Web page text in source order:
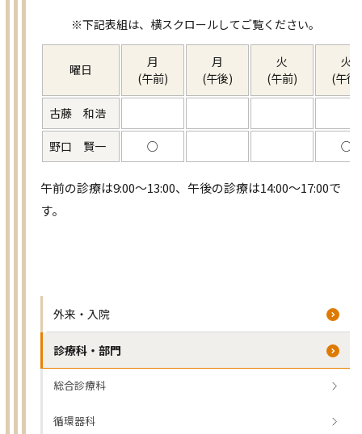
曜日
月
(午前)
月
(午後)
火
(午前)
火
(午後)
古藤 和浩
野口 賢一 ○ ○
午前の診療は9:00～13:00、午後の診療は14:00～17:00で
す。
外来・入院
診療科・部門
総合診療科
循環器科